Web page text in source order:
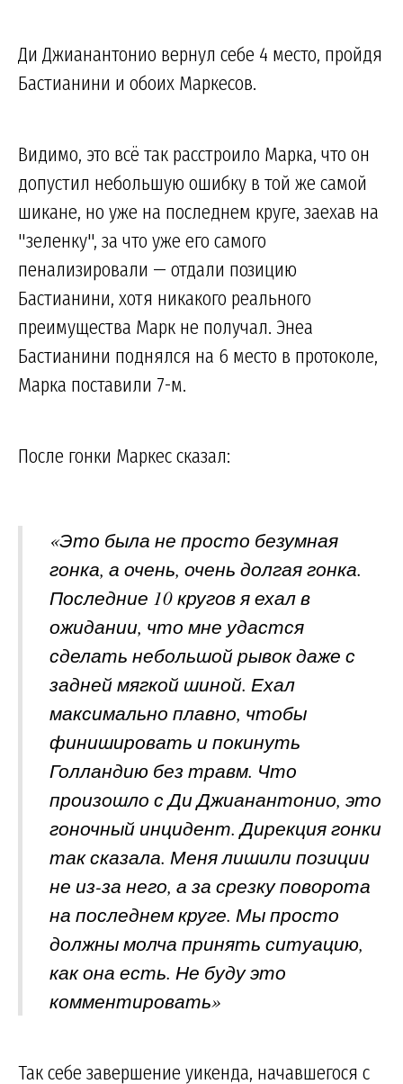
Ди Джианантонио вернул себе 4 место, пройдя
Бастианини и обоих Маркесов.
Видимо, это всё так расстроило Марка, что он
допустил небольшую ошибку в той же самой
шикане, но уже на последнем круге, заехав на
"зеленку", за что уже его самого
пенализировали — отдали позицию
Бастианини, хотя никакого реального
преимущества Марк не получал. Энеа
Бастианини поднялся на 6 место в протоколе,
Марка поставили 7-м.
После гонки Маркес сказал:
«Это была не просто безумная
гонка, а очень, очень долгая гонка.
Последние 10 кругов я ехал в
ожидании, что мне удастся
сделать небольшой рывок даже с
задней мягкой шиной. Ехал
максимально плавно, чтобы
финишировать и покинуть
Голландию без травм. Что
произошло с Ди Джианантонио, это
гоночный инцидент. Дирекция гонки
так сказала. Меня лишили позиции
не из-за него, а за срезку поворота
на последнем круге. Мы просто
должны молча принять ситуацию,
как она есть. Не буду это
комментировать»
Так себе завершение уикенда, начавшегося с